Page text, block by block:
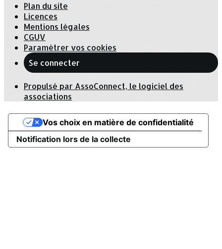
Plan du site
Licences
Mentions légales
CGUV
Paramétrer vos cookies
Se connecter
Propulsé par AssoConnect, le logiciel des
associations
Notification lors de la collecte
Vos choix en matière de confidentialité